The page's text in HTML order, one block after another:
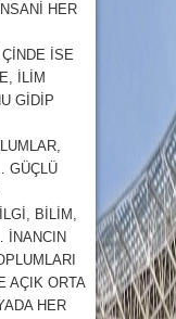
HER
İSE
İLİM
GİDİP
GÜÇLÜ
BİLİM,
İNANCIN
AÇIK ORTA
HER